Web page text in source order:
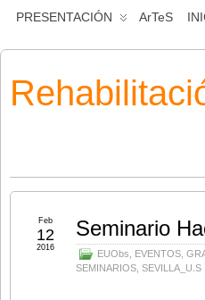
PRESENTACIÓN ArTeS
Seminario
EUObs EVENTOS
SEMINARIOS SEVILLA_U.S
Feb
12
2016